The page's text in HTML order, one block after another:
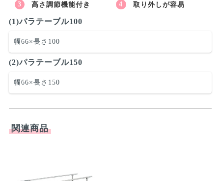
高さ調節機能付き 取り外しが容易
(1)パラテーブル100
幅66×長さ100
(2)パラテーブル150
幅66×長さ150
関連商品